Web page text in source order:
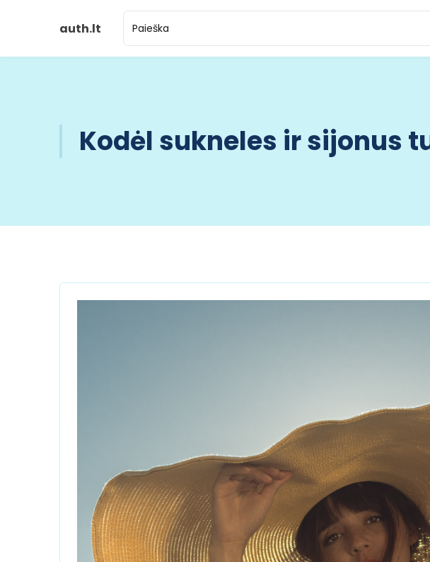
auth.lt
Kodėl sukneles ir sijonus